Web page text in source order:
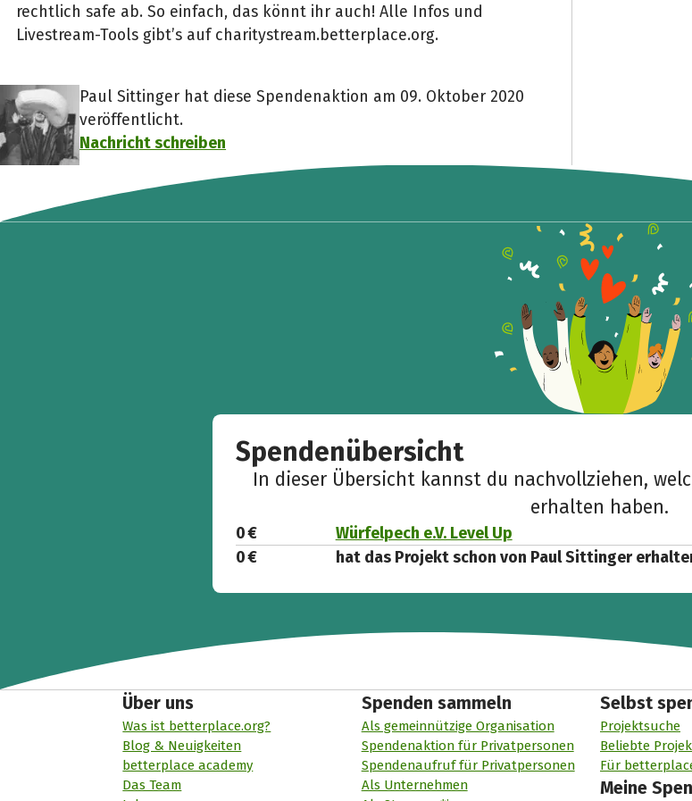
rechtlich safe ab. So einfach, das könnt ihr auch! Alle Infos und
Livestream-Tools gibt’s auf charitystream.betterplace.org.
Paul Sittinger hat diese Spendenaktion am 09. Oktober 2020
veröffentlicht.
Nachricht schreiben
Spendenübersicht
In dieser Übersicht kannst du nachvollziehen,
erhalten haben.
0 €
Würfelpech e.V. Level Up
0 €
hat das Projekt schon von Paul Sittinger
Teile die Spendenaktion
Hilf mit noch mehr Spenden zu
WhatsApp Messenger
Über uns
Was ist betterplace.org?
Blog & Neuigkeiten
betterplace academy
Das Team
Spenden sammeln
Als gemeinnützige Organisation
Spendenaktion für Privatpersonen
Spendenaufruf für Privatpersonen
Als Unternehmen
Selbst
Projektsuche
Beliebte
Für
Meine